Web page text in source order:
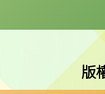
版